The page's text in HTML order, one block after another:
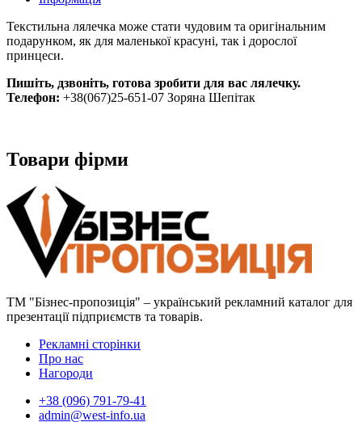
Текстильна лялечка може стати чудовим та оригінальним
подарунком, як для маленької красуні, так і дорослої
принцеси.
Пишіть, дзвоніть, готова зробити для вас лялечку.
Телефон: +38(067)25-651-07 Зоряна Шепітак
Товари фірми
ТМ "Бізнес-пропозиція" – український рекламний каталог для
презентації підприємств та товарів.
Рекламні сторінки
Про нас
Нагороди
+38 (096) 791-79-41
admin@west-info.ua